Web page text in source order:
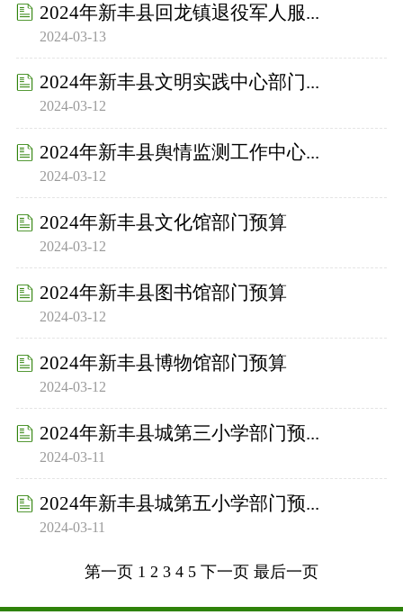
2024年新丰县回龙镇退役军人服...
2024-03-13
2024年新丰县文明实践中心部门...
2024-03-12
2024年新丰县舆情监测工作中心...
2024-03-12
2024年新丰县文化馆部门预算
2024-03-12
2024年新丰县图书馆部门预算
2024-03-12
2024年新丰县博物馆部门预算
2024-03-12
2024年新丰县城第三小学部门预...
2024-03-11
2024年新丰县城第五小学部门预...
2024-03-11
第一页 1 2 3 4 5 下一页 最后一页